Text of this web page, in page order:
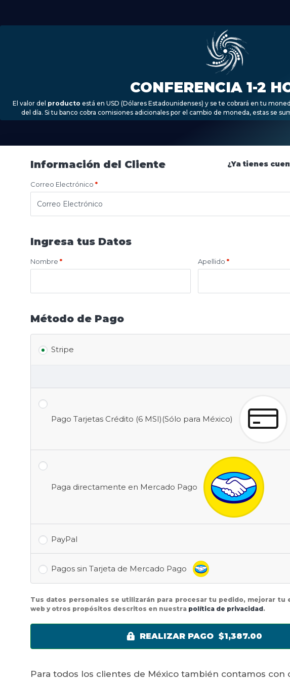
CONFERENCIA 1-2
El valor del producto está en USD (Dólares Estadounidenses) y se te cobrará en tu
del día. Si tu banco cobra comisiones adicionales por el cambio de moneda, estas se
Información del Cliente ¿Ya tienes
Correo Electrónico *
Ingresa tus Datos
Nombre * Apellido *
Método de Pago
Stripe
Pago Tarjetas Crédito (6 MSI)(Sólo para México)
Paga directamente en Mercado Pago
PayPal
Pagos sin Tarjeta de Mercado Pago
Tus datos personales se utilizarán para procesar tu pedido, mejorar tu
web y otros propósitos descritos en nuestra política de privacidad.
REALIZAR PAGO $1,387.00
Para todos los clientes de México también contamos